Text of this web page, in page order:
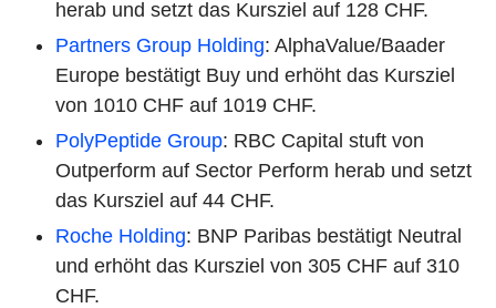
herab und setzt das Kursziel auf 128 CHF.
Partners Group Holding: AlphaValue/Baader
Europe bestätigt Buy und erhöht das Kursziel
von 1010 CHF auf 1019 CHF.
PolyPeptide Group: RBC Capital stuft von
Outperform auf Sector Perform herab und setzt
das Kursziel auf 44 CHF.
Roche Holding: BNP Paribas bestätigt Neutral
und erhöht das Kursziel von 305 CHF auf 310
CHF.